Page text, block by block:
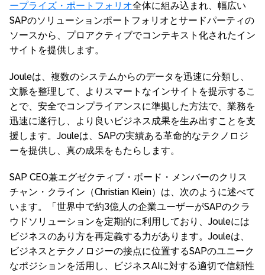
ープライズ・ポートフォリオ全体に組み込まれ、幅広い
SAPのソリューションポートフォリオとサードパーティの
ソースから、プロアクティブでコンテキスト化されたイン
サイトを提供します。
Jouleは、複数のシステムからのデータを迅速に分類し、
文脈を整理して、よりスマートなインサイトを提示するこ
とで、安全でコンプライアンスに準拠した方法で、業務を
迅速に遂行し、より良いビジネス成果を生み出すことを支
援します。Jouleは、SAPの実績ある革命的なテクノロジ
ーを提供し、真の成果をもたらします。
SAP CEO兼エグゼクティブ・ボード・メンバーのクリス
チャン・クライン（Christian Klein）は、次のように述べて
います。「世界中で約3億人の企業ユーザーがSAPのクラ
ウドソリューションを定期的に利用しており、Jouleには
ビジネスのあり方を再定義する力があります。Jouleは、
ビジネスとテクノロジーの接点に位置するSAPのユニーク
なポジションを活用し、ビジネスAIに対する適切で信頼性